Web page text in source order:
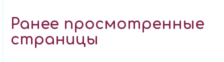
Ранее просмотренные
страницы